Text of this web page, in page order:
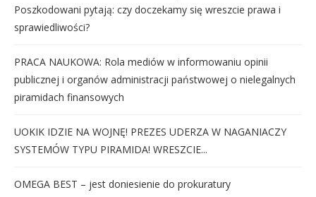
Poszkodowani pytają: czy doczekamy się wreszcie prawa i
sprawiedliwości?
PRACA NAUKOWA: Rola mediów w informowaniu opinii
publicznej i organów administracji państwowej o nielegalnych
piramidach finansowych
UOKIK IDZIE NA WOJNĘ! PREZES UDERZA W NAGANIACZY
SYSTEMÓW TYPU PIRAMIDA! WRESZCIE...
OMEGA BEST – jest doniesienie do prokuratury